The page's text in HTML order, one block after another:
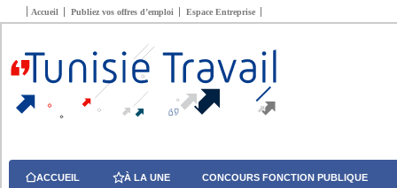
Accueil Publiez vos offres d’emploi Espace Entreprise
ACCUEIL À LA UNE CONCOURS FONCTION PUBLIQUE